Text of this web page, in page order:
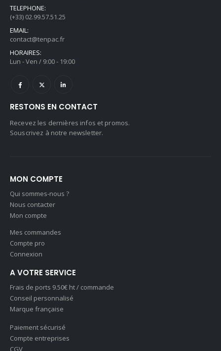
TELEPHONE:
(+33) 02.99.57.51.25
EMAIL:
contact@tenpac.fr
HORAIRES:
Lun - Ven / 9:00 - 19:00
RESTONS EN CONTACT
Recevez les dernières infos et promos.
Souscrivez à notre newsletter.
MON COMPTE
Qui sommes-nous ?
Nous contacter
Mon compte
Mes commandes
Compte pro
Connexion
A VOTRE SERVICE
Frais de ports 9.50€ ht / commande
Conseil personnalisé
Marque française
Paiement sécurisé
Compte entreprises
CGV